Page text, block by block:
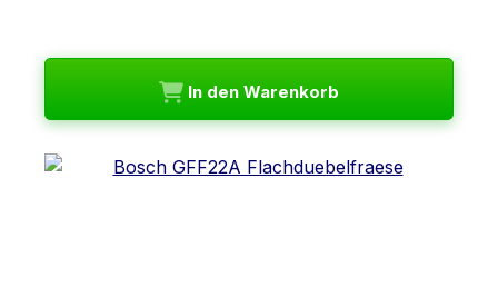
In den Warenkorb